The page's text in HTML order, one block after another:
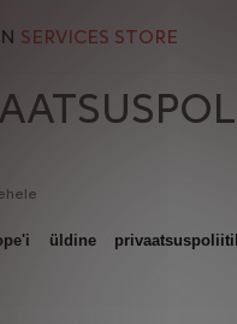
SERVICES STORE
üldine